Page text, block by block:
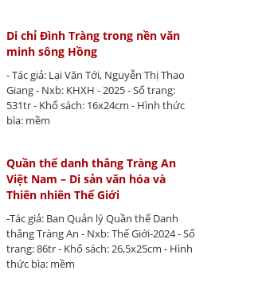
Di chỉ Đình Tràng trong nền văn
minh sông Hồng
- Tác giả: Lại Văn Tới, Nguyễn Thị Thao
Giang - Nxb: KHXH - 2025 - Số trang:
531tr - Khổ sách: 16x24cm - Hình thức
bìa: mềm
Quần thể danh thắng Tràng An
Việt Nam – Di sản văn hóa và
Thiên nhiên Thế Giới
-Tác giả: Ban Quản lý Quần thể Danh
thắng Tràng An - Nxb: Thế Giới-2024 - Số
trang: 86tr - Khổ sách: 26,5x25cm - Hình
thức bìa: mềm